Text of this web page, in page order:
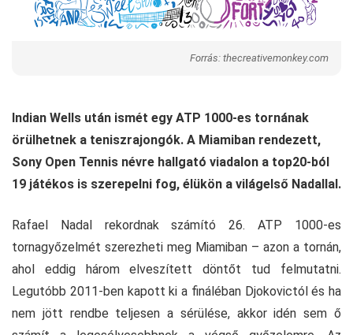
Forrás: thecreativemonkey.com
Indian Wells után ismét egy ATP 1000-es tornának
örülhetnek a teniszrajongók. A Miamiban rendezett,
Sony Open Tennis névre hallgató viadalon a top20-ból
19 játékos is szerepelni fog, élükön a világelső Nadallal.
Rafael Nadal rekordnak számító 26. ATP 1000-es
tornagyőzelmét szerezheti meg Miamiban – azon a tornán,
ahol eddig három elveszített döntőt tud felmutatni.
Legutóbb 2011-ben kapott ki a fináléban Djokovictól és ha
nem jött rendbe teljesen a sérülése, akkor idén sem ő